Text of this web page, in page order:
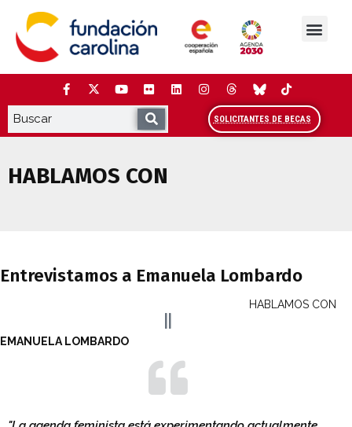
contenido
SOLICITANTES DE BECAS
HABLAMOS CON
Entrevistamos a Emanuela Lombardo
HABLAMOS CON
EMANUELA LOMBARDO